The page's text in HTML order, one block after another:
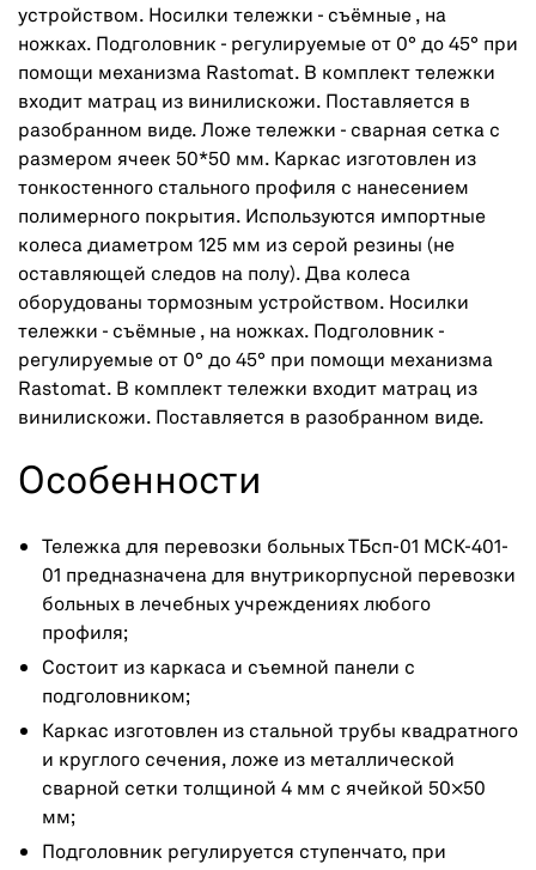
устройством. Носилки тележки - съёмные , на
ножках. Подголовник - регулируемые от 0° до 45° при
помощи механизма Rastomat. В комплект тележки
входит матрац из винилискожи. Поставляется в
разобранном виде. Ложе тележки - сварная сетка с
размером ячеек 50*50 мм. Каркас изготовлен из
тонкостенного стального профиля с нанесением
полимерного покрытия. Используются импортные
колеса диаметром 125 мм из серой резины (не
оставляющей следов на полу). Два колеса
оборудованы тормозным устройством. Носилки
тележки - съёмные , на ножках. Подголовник -
регулируемые от 0° до 45° при помощи механизма
Rastomat. В комплект тележки входит матрац из
винилискожи. Поставляется в разобранном виде.
Особенности
Тележка для перевозки больных ТБсп-01 МСК-401-
01 предназначена для внутрикорпусной перевозки
больных в лечебных учреждениях любого
профиля;
Состоит из каркаса и съемной панели с
подголовником;
Каркас изготовлен из стальной трубы квадратного
и круглого сечения, ложе из металлической
сварной сетки толщиной 4 мм с ячейкой 50×50
мм;
Подголовник регулируется ступенчато, при